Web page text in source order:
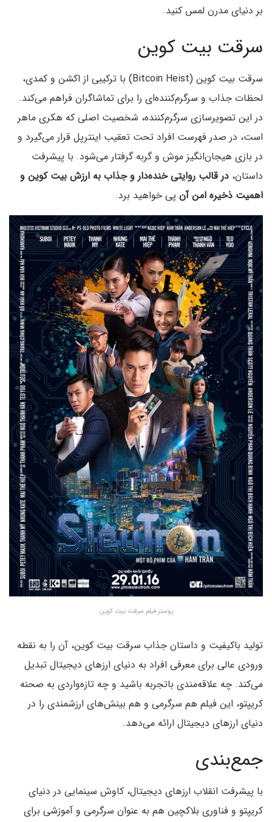
بر دنیای مدرن لمس کنید.
سرقت بیت کوین
سرقت بیت کوین (Bitcoin Heist) با ترکیبی از اکشن و کمدی،
لحظات جذاب و سرگرم‌کننده‌ای را برای تماشاگران فراهم می‌کند.
در این تصویرسازی سرگرم‌کننده، شخصیت اصلی که هکری ماهر
است، در صدر فهرست افراد تحت تعقیب اینترپل قرار می‌گیرد و
در بازی هیجان‌انگیز موش‌ و گربه گرفتار می‌شود. با پیشرفت
داستان، در قالب روایتی خنده‌دار و جذاب به ارزش بیت کوین و
اهمیت ذخیره امن آن پی خواهید برد.
پوستر فیلم سرقت بیت کوین
تولید باکیفیت و داستان جذاب سرقت بیت کوین، آن را به نقطه
ورودی عالی برای معرفی افراد به دنیای ارزهای دیجیتال تبدیل
می‌کند. چه علاقه‌مندی باتجربه باشید و چه تازه‌واردی به صحنه
کریپتو، این فیلم هم سرگرمی و هم بینش‌های ارزشمندی را در
دنیای ارزهای دیجیتال ارائه می‌دهد.
جمع‌بندی
با پیشرفت انقلاب ارزهای دیجیتال، کاوش سینمایی در دنیای
کریپتو و فناوری بلاکچین هم به عنوان سرگرمی و آموزشی برای